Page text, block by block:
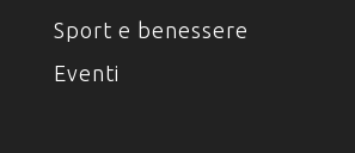
Sport e benessere
Eventi